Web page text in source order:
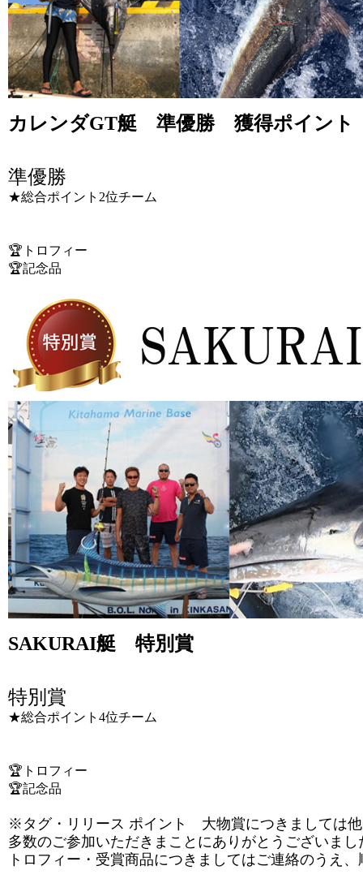
カレンダGT艇 準優勝 獲得ポイント
準優勝
★総合ポイント2位チーム
🏆トロフィー
🏆記念品
SAKURAI艇 特別賞
特別賞
★総合ポイント4位チーム
🏆トロフィー
🏆記念品
※タグ・リリース ポイント 大物賞につきましては
多数のご参加いただきまことにありがとうございま
トロフィー・受賞商品につきましてはご連絡のうえ